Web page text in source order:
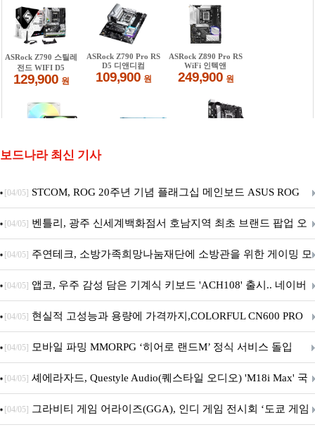
보드나라 최신 기사
[04/05] STCOM, ROG 20주년 기념 플래그십 메인보드 ASUS ROG
Crosshair X870E EDITION 20 국내 출시 예정
[04/05] 벤틀리, 광주 신세계백화점서 호남지역 최초 브랜드 팝업 오
픈
[04/05] 주연테크, 소방가족희망나눔재단에 소방관을 위한 게이밍 모
니터·스마트 펫 침대 기부
[04/05] 앱코, 우주 감성 담은 기계식 키보드 'ACH108' 출시.. 네이버
브랜드데이 기획전 진행
[04/05] 현실적 고성능과 용량에 가격까지,COLORFUL CN600 PRO
M.2 NVMe 디앤디컴 1TB
[04/05] 모바일 파밍 MMORPG ‘히어로 랜드M’ 정식 서비스 돌입
[04/05] 셰에라자드, Questyle Audio(퀘스타일 오디오) 'M18i Max' 국
내 정식 출시
[04/05] 그라비티 게임 어라이즈(GGA), 인디 게임 전시회 ‘도쿄 게임